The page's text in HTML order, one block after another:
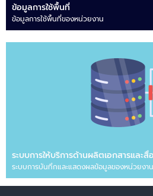
ข้อมูลการใช้พื้นที่
ข้อมูลการใช้พื้นที่ของหน่วยงาน
ระบบการให้บริการด้านผลิตเอกสารและ
ระบบการบันทึกและแสดงผลข้อมูลของหน่วยงาน